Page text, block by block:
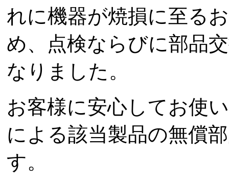
れに機器が焼損に至る
め、点検ならびに部品
なりました。
お客様に安心してお使
による該当製品の無償
す。